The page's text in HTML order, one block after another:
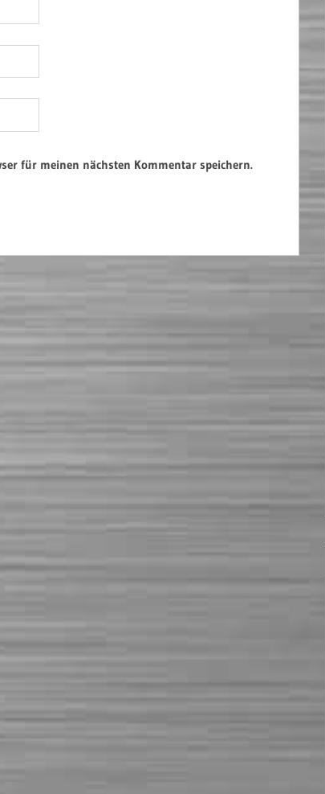
für meinen nächsten Kommentar speichern.